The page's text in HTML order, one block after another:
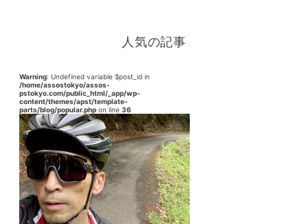
人気の記事
Warning: Undefined variable $post_id in
/home/assostokyo/assos-
pstokyo.com/public_html/_app/wp-
content/themes/apst/template-
parts/blog/popular.php on line 36